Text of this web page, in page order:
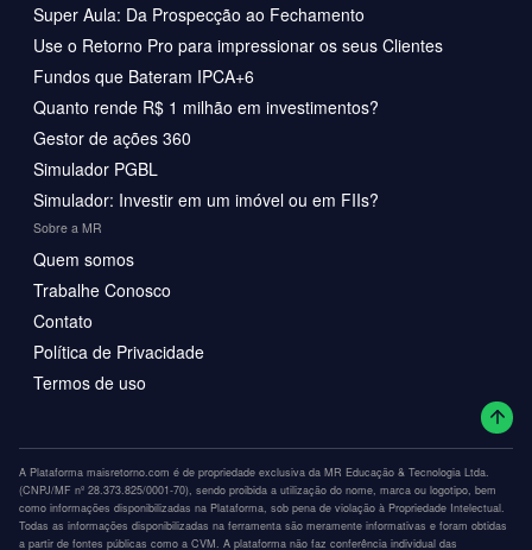
Super Aula: Da Prospecção ao Fechamento
Use o Retorno Pro para impressionar os seus Clientes
Fundos que Bateram IPCA+6
Quanto rende R$ 1 milhão em investimentos?
Gestor de ações 360
Simulador PGBL
Simulador: Investir em um imóvel ou em FIIs?
Sobre a MR
Quem somos
Trabalhe Conosco
Contato
Política de Privacidade
Termos de uso
A Plataforma maisretorno.com é de propriedade exclusiva da MR Educação & Tecnologia Ltda.
(CNPJ/MF nº 28.373.825/0001-70), sendo proibida a utilização do nome, marca ou logotipo, bem
como informações disponibilizadas na Plataforma, sob pena de violação à Propriedade Intelectual.
Todas as informações disponibilizadas na ferramenta são meramente informativas e foram obtidas
a partir de fontes públicas como a CVM. A plataforma não faz conferência individual das